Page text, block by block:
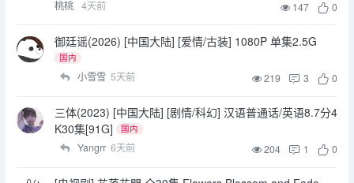
桃桃 4天前 147 0
御廷谣(2026) [中国大陆] [爱情/古装] 1080P 单集2.5G
国内
小雪雪 5天前 219 3 0
三体(2023) [中国大陆] [剧情/科幻] 汉语普通话/英语8.7分4
K30集[91G]
国内
Yangrr 6天前 204 1 0